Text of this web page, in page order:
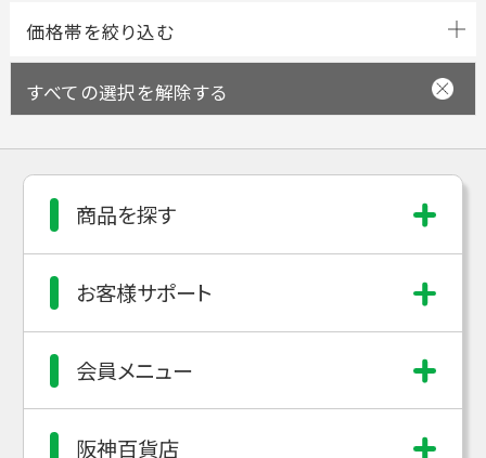
すべての選択を解除する
商品を探す
お客様サポート
会員メニュー
阪神百貨店